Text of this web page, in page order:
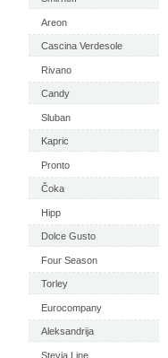
Areon
Cascina Verdesole
Rivano
Candy
Sluban
Kapric
Pronto
Čoka
Hipp
Dolce Gusto
Four Season
Torley
Eurocompany
Aleksandrija
Stevia Line